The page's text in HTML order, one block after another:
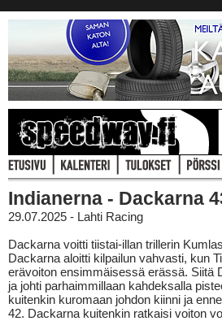
Indianerna - Dackarna
29.07.2025 - Lahti Racing
Dackarna voitti tiistai-illan trillerin
Dackarna aloitti kilpailun vahvasti, kun
erävoiton ensimmäisessä erässä. Siitä
ja johti parhaimmillaan kahdeksalla
kuitenkin kuromaan johdon kiinni ja
42. Dackarna kuitenkin ratkaisi voiton